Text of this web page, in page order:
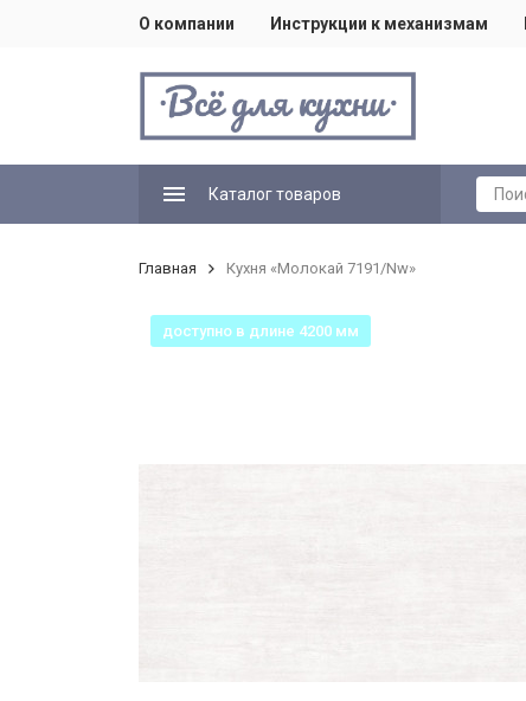
О компании Инструкции к механизмам
Каталог товаров
Главная Кухня «Молокай 7191/Nw»
доступно в длине 4200 мм